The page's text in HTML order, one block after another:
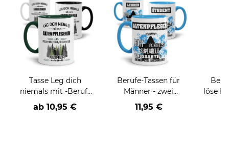
Tasse Leg dich
niemals mit -Beruf-
an
ab 10,95 €
Berufe-Tassen für
Männer - zwei
Farbvarianten
11,95 €
löse